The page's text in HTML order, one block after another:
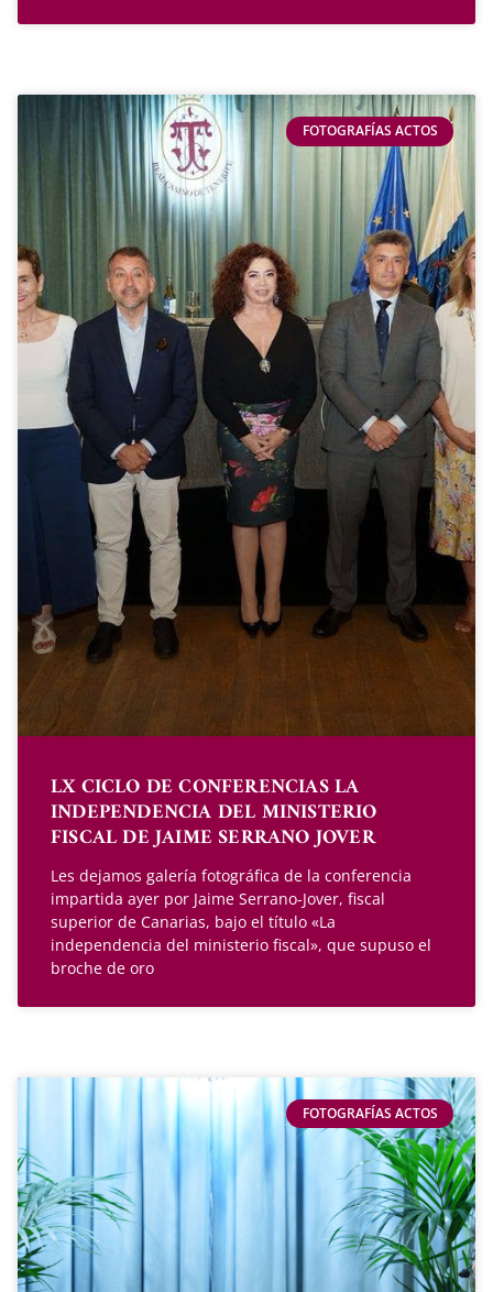
FOTOGRAFÍAS ACTOS
LX CICLO DE CONFERENCIAS LA
INDEPENDENCIA DEL MINISTERIO
FISCAL DE JAIME SERRANO JOVER
Les dejamos galería fotográfica de la conferencia
impartida ayer por Jaime Serrano-Jover, fiscal
superior de Canarias, bajo el título «La
independencia del ministerio fiscal», que supuso el
broche de oro
FOTOGRAFÍAS ACTOS